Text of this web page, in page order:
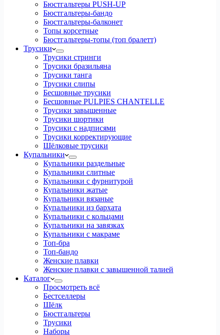
Бюстгальтеры PUSH-UP
Бюстгальтеры-бандо
Бюстгальтеры-балконет
Топы корсетные
Бюстгальтеры-топы (топ бралетт)
Трусики
Трусики стринги
Трусики бразильяна
Трусики танга
Трусики слипы
Бесшовные трусики
Бесшовные PULPIES CHANTELLE
Трусики завышенные
Трусики шортики
Трусики с надписями
Трусики корректирующие
Шёлковые трусики
Купальники
Купальники раздельные
Купальники слитные
Купальники с фурнитурой
Купальники жатые
Купальники вязаные
Купальники из бархата
Купальники с кольцами
Купальники на завязках
Купальники с макраме
Топ-бра
Топ-бандо
Женские плавки
Женские плавки с завышенной талией
Каталог
Просмотреть всё
Бестселлеры
Шёлк
Бюстгальтеры
Трусики
Наборы